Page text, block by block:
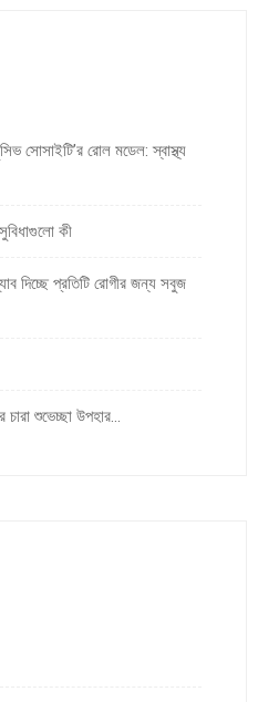
সোসাইটি’র রোল মডেল: স্বাস্থ্য
কী
দিচ্ছে প্রতিটি রোগীর জন্য সবুজ
চারা শুভেচ্ছা উপহার…